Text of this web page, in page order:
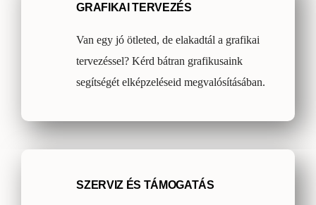
GRAFIKAI TERVEZÉS
Van egy jó ötleted, de elakadtál a grafikai
tervezéssel? Kérd bátran grafikusaink
segítségét elképzeléseid megvalósításában.
SZERVIZ ÉS TÁMOGATÁS